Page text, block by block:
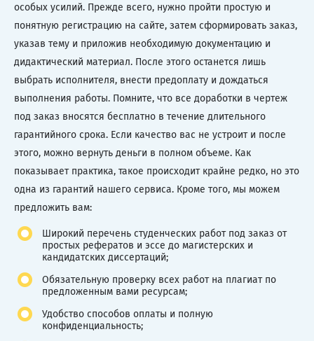
особых усилий. Прежде всего, нужно пройти простую и
понятную регистрацию на сайте, затем сформировать заказ,
указав тему и приложив необходимую документацию и
дидактический материал. После этого останется лишь
выбрать исполнителя, внести предоплату и дождаться
выполнения работы. Помните, что все доработки в чертеж
под заказ вносятся бесплатно в течение длительного
гарантийного срока. Если качество вас не устроит и после
этого, можно вернуть деньги в полном объеме. Как
показывает практика, такое происходит крайне редко, но это
одна из гарантий нашего сервиса. Кроме того, мы можем
предложить вам:
Широкий перечень студенческих работ под заказ от
простых рефератов и эссе до магистерских и
кандидатских диссертаций;
Обязательную проверку всех работ на плагиат по
предложенным вами ресурсам;
Удобство способов оплаты и полную
конфиденциальность;